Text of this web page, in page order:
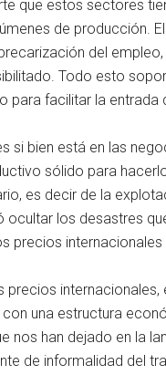
que estos sectores
de producción.
del
Todo esto
para facilitar la entrada
si bien está en las
sólido para
es decir de la
ocultar los desastres
precios
precios
una estructura
nos han dejado en la
de informalidad del